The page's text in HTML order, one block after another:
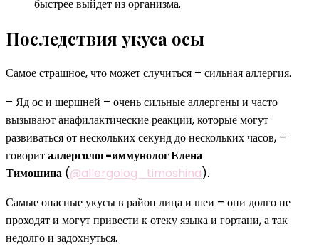
быстрее выйдет из организма.
Последствия укуса осы
Самое страшное, что может случиться – сильная аллергия.
– Яд ос и шершней – очень сильные аллергены и часто
вызывают анафилактические реакции, которые могут
развиваться от нескольких секунд до нескольких часов, –
говориталлерголог-иммунолог Елена
Тимошина (@allergolog_timoshina).
Самые опасные укусы в район лица и шеи – они долго не
проходят и могут привести к отеку языка и гортани, а так
недолго и задохнуться.